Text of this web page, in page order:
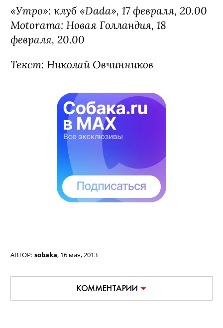
«Утро»: клуб «Dada», 17 февраля, 20.00
Motorama: Новая Голландия, 18
февраля, 20.00
Текст: Николай Овчинников
АВТОР: sobaka, 16 мая, 2013
КОММЕНТАРИИ